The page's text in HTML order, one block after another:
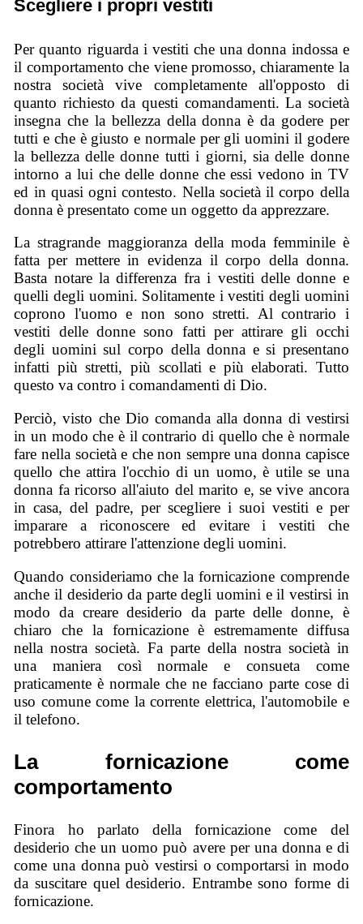
Scegliere i propri vestiti
Per quanto riguarda i vestiti che una donna indossa e
il comportamento che viene promosso, chiaramente la
nostra società vive completamente all'opposto di
quanto richiesto da questi comandamenti. La società
insegna che la bellezza della donna è da godere per
tutti e che è giusto e normale per gli uomini il godere
la bellezza delle donne tutti i giorni, sia delle donne
intorno a lui che delle donne che essi vedono in TV
ed in quasi ogni contesto. Nella società il corpo della
donna è presentato come un oggetto da apprezzare.
La stragrande maggioranza della moda femminile è
fatta per mettere in evidenza il corpo della donna.
Basta notare la differenza fra i vestiti delle donne e
quelli degli uomini. Solitamente i vestiti degli uomini
coprono l'uomo e non sono stretti. Al contrario i
vestiti delle donne sono fatti per attirare gli occhi
degli uomini sul corpo della donna e si presentano
infatti più stretti, più scollati e più elaborati. Tutto
questo va contro i comandamenti di Dio.
Perciò, visto che Dio comanda alla donna di vestirsi
in un modo che è il contrario di quello che è normale
fare nella società e che non sempre una donna capisce
quello che attira l'occhio di un uomo, è utile se una
donna fa ricorso all'aiuto del marito e, se vive ancora
in casa, del padre, per scegliere i suoi vestiti e per
imparare a riconoscere ed evitare i vestiti che
potrebbero attirare l'attenzione degli uomini.
Quando consideriamo che la fornicazione comprende
anche il desiderio da parte degli uomini e il vestirsi in
modo da creare desiderio da parte delle donne, è
chiaro che la fornicazione è estremamente diffusa
nella nostra società. Fa parte della nostra società in
una maniera così normale e consueta come
praticamente è normale che ne facciano parte cose di
uso comune come la corrente elettrica, l'automobile e
il telefono.
La fornicazione come
comportamento
Finora ho parlato della fornicazione come del
desiderio che un uomo può avere per una donna e di
come una donna può vestirsi o comportarsi in modo
da suscitare quel desiderio. Entrambe sono forme di
fornicazione.